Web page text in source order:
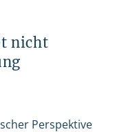
nicht
Perspektive